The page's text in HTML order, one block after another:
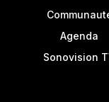
Agenda
Sonovision